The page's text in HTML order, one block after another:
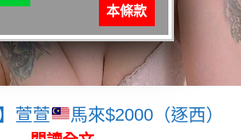
萱萱 馬來$2000（逐西）
本條款